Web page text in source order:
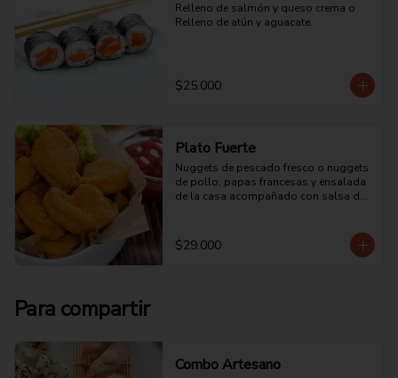
Relleno de salmón y queso crema o
Relleno de atún y aguacate.
$25.000
Plato Fuerte
Nuggets de pescado fresco o nuggets
de pollo, papas francesas y ensalada
de la casa acompañado con salsa de
$29.000
Para compartir
Combo Artesano